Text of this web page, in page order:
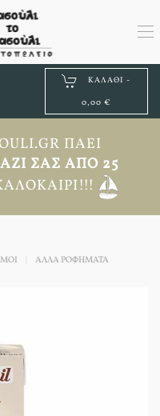
ΚΑΛΆΘΙ -
0,00 €
ΠΆΕΙ
ΣΑΣ ΑΠΟ 25
ΆΛΛΑ ΡΟΦΉΜΑΤΑ